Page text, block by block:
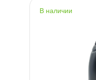
наличии